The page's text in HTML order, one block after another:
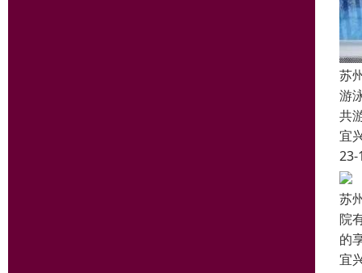
苏
游
共
宜
23-
苏
院
的
宜